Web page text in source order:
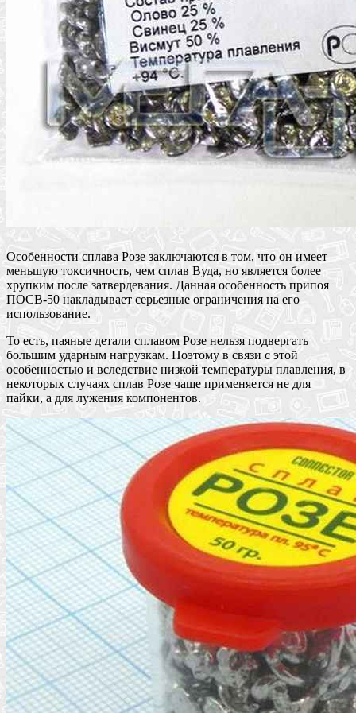
Особенности сплава Розе заключаются в том, что он имеет
меньшую токсичность, чем сплав Вуда, но является более
хрупким после затвердевания. Данная особенность припоя
ПОСВ-50 накладывает серьезные ограничения на его
использование.
То есть, паяные детали сплавом Розе нельзя подвергать
большим ударным нагрузкам. Поэтому в связи с этой
особенностью и вследствие низкой температуры плавления, в
некоторых случаях сплав Розе чаще применяется не для
пайки, а для лужения компонентов.